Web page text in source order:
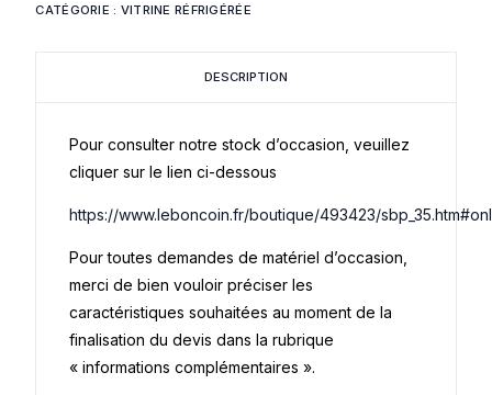
CATÉGORIE : VITRINE RÉFRIGÉRÉE
DESCRIPTION
Pour consulter notre stock d’occasion, veuillez
cliquer sur le lien ci-dessous
https://www.leboncoin.fr/boutique/493423/
Pour toutes demandes de matériel d’occasion,
merci de bien vouloir préciser les
caractéristiques souhaitées au moment de la
finalisation du devis dans la rubrique
« informations complémentaires ».